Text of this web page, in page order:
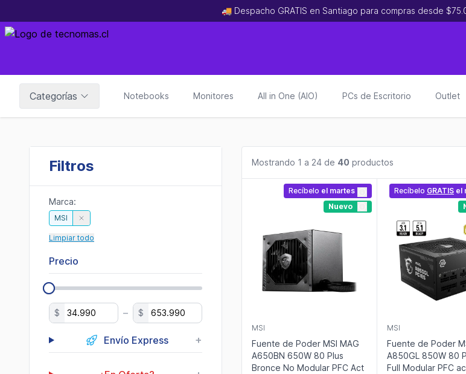
🚚 Despacho GRATIS en Santiago para compras desde
Categorías Notebooks Monitores All in One (AIO) PCs de Escritorio Outlet
Filtros
Marca:
MSI
Limpiar todo
Precio
$ – $
Envío Express +
Mostrando 1 a 24 de 40 productos
Recíbelo el martes
Nuevo
MSI
Fuente de Poder MSI MAG
A650BN 650W 80 Plus
Bronce No Modular PFC Act
Recíbelo GRATIS el
MSI
Fuente de Poder
A850GL 850W 80
Full Modular PFC